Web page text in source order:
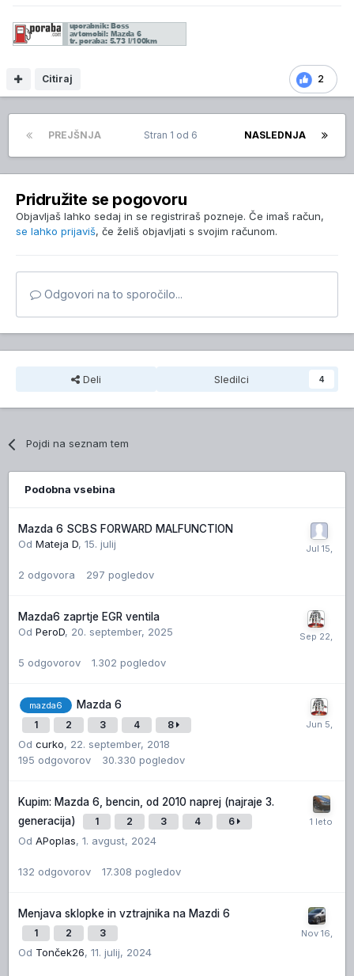
2
Citiraj
PREJŠNJA NASLEDNJA
Stran 1 od 6
Pridružite se pogovoru
Objavljaš lahko sedaj in se registriraš pozneje. Če imaš račun,
se lahko prijaviš, če želiš objavljati s svojim računom.
Odgovori na to sporočilo...
Deli Sledilci 4
Pojdi na seznam tem
Podobna vsebina
Mazda 6 SCBS FORWARD MALFUNCTION
Od Mateja D, 15. julij
2 odgovora 297 pogledov
Mazda6 zaprtje EGR ventila
Od PeroD, 20. september, 2025
5 odgovorov 1.302 pogledov
mazda6 Mazda 6
1 2 3 4 8
Od curko, 22. september, 2018
195 odgovorov 30.330 pogledov
Kupim: Mazda 6, bencin, od 2010 naprej (najraje 3.
generacija)
1 2 3 4 6
Od APoplas, 1. avgust, 2024
132 odgovorov 17.308 pogledov
Menjava sklopke in vztrajnika na Mazdi 6
1 2 3
Od Tonček26, 11. julij, 2024